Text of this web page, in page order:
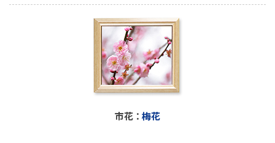
市花：梅花